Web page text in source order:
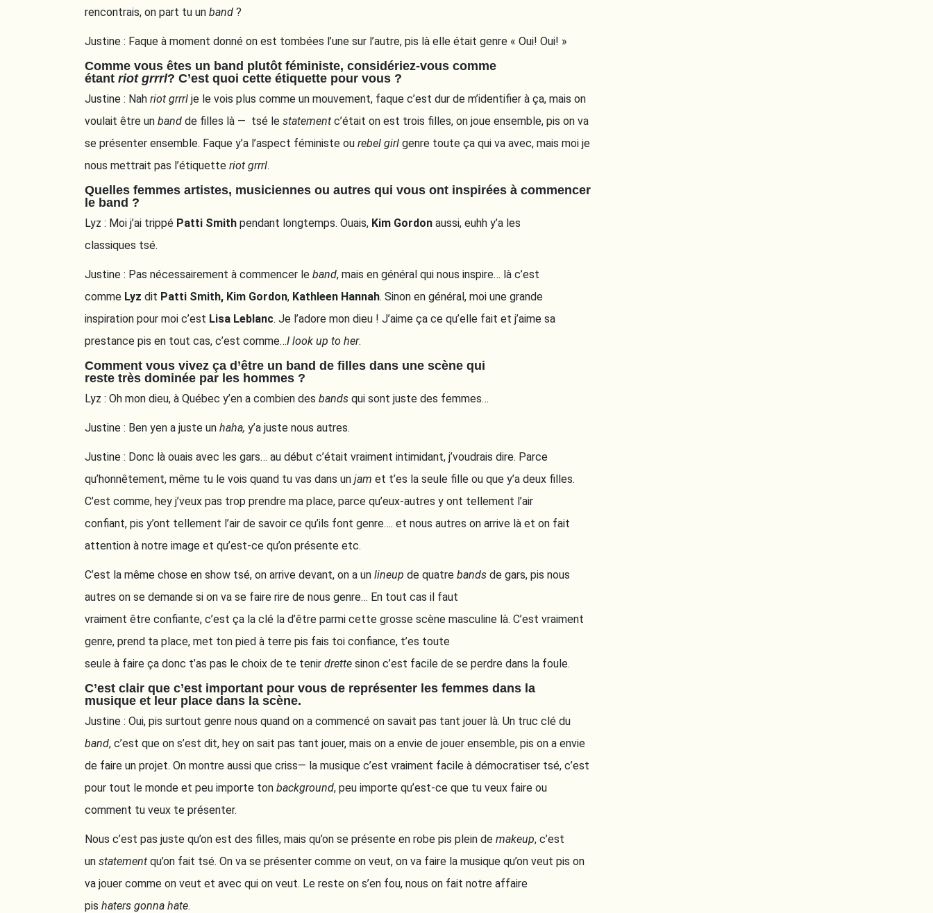
rencontrais, on part tu un band ?
Justine : Faque à moment donné on est tombées l’une sur l’autre, pis là elle était genre « Oui! Oui! »
Comme vous êtes un band plutôt féministe, considériez-vous comme
étant riot grrrl? C’est quoi cette étiquette pour vous ?
Justine : Nah riot grrrl je le vois plus comme un mouvement, faque c’est dur de m’identifier à ça, mais on
voulait être un band de filles là — tsé le statement c’était on est trois filles, on joue ensemble, pis on va
se présenter ensemble. Faque y’a l’aspect féministe ou rebel girl genre toute ça qui va avec, mais moi je
nous mettrait pas l’étiquette riot grrrl.
Quelles femmes artistes, musiciennes ou autres qui vous ont inspirées à commencer
le band ?
Lyz : Moi j’ai trippé Patti Smith pendant longtemps. Ouais, Kim Gordon aussi, euhh y’a les
classiques tsé.
Justine : Pas nécessairement à commencer le band, mais en général qui nous inspire… là c’est
comme Lyz dit Patti Smith, Kim Gordon, Kathleen Hannah. Sinon en général, moi une grande
inspiration pour moi c’est Lisa Leblanc. Je l’adore mon dieu ! J’aime ça ce qu’elle fait et j’aime sa
prestance pis en tout cas, c’est comme…I look up to her.
Comment vous vivez ça d’être un band de filles dans une scène qui
reste très dominée par les hommes ?
Lyz : Oh mon dieu, à Québec y’en a combien des bands qui sont juste des femmes…
Justine : Ben yen a juste un haha, y’a juste nous autres.
Justine : Donc là ouais avec les gars… au début c’était vraiment intimidant, j’voudrais dire. Parce
qu’honnêtement, même tu le vois quand tu vas dans un jam et t’es la seule fille ou que y’a deux filles.
C’est comme, hey j’veux pas trop prendre ma place, parce qu’eux-autres y ont tellement l’air
confiant, pis y’ont tellement l’air de savoir ce qu’ils font genre…. et nous autres on arrive là et on fait
attention à notre image et qu’est-ce qu’on présente etc.
C’est la même chose en show tsé, on arrive devant, on a un lineup de quatre bands de gars, pis nous
autres on se demande si on va se faire rire de nous genre… En tout cas il faut
vraiment être confiante, c’est ça la clé la d’être parmi cette grosse scène masculine là. C’est vraiment
genre, prend ta place, met ton pied à terre pis fais toi confiance, t’es toute
seule à faire ça donc t’as pas le choix de te tenir drette sinon c’est facile de se perdre dans la foule.
C’est clair que c’est important pour vous de représenter les femmes dans la
musique et leur place dans la scène.
Justine : Oui, pis surtout genre nous quand on a commencé on savait pas tant jouer là. Un truc clé du
band, c’est que on s’est dit, hey on sait pas tant jouer, mais on a envie de jouer ensemble, pis on a envie
de faire un projet. On montre aussi que criss— la musique c’est vraiment facile à démocratiser tsé, c’est
pour tout le monde et peu importe ton background, peu importe qu’est-ce que tu veux faire ou
comment tu veux te présenter.
Nous c’est pas juste qu’on est des filles, mais qu’on se présente en robe pis plein de makeup, c’est
un statement qu’on fait tsé. On va se présenter comme on veut, on va faire la musique qu’on veut pis on
va jouer comme on veut et avec qui on veut. Le reste on s’en fou, nous on fait notre affaire
pis haters gonna hate.